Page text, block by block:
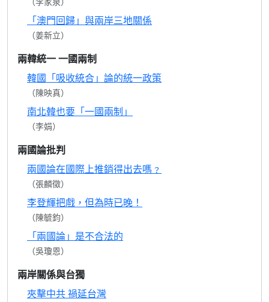
「澳門回歸」與兩岸三地關係
（姜新立）
兩韓統一 一國兩制
韓國「吸收統合」論的統一政策
（陳映真）
南北韓也要「一國兩制」
（李娟）
兩國論批判
兩國論在國際上推銷得出去嗎﹖
（張麟徵）
李登輝把戲，但為時已晚！
（陳毓鈞）
「兩國論」是不合法的
（吳瓊恩）
兩岸關係與台獨
夾擊中共 禍延台灣